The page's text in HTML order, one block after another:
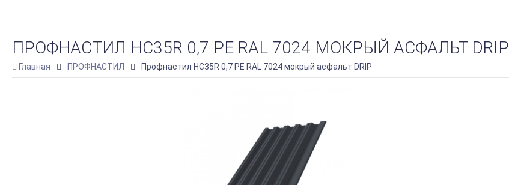
ПРОФНАСТИЛ HC35R 0,7 PE RAL 7024 МОКРЫЙ АСФАЛЬТ DRIP
Главная ПРОФНАСТИЛ Профнастил HC35R 0,7 PE RAL 7024 мокрый асфальт DRIP